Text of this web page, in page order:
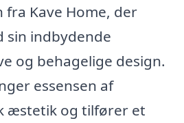
Kave Home, der
sin indbydende
og behagelige design.
essensen af
æstetik og tilfører et